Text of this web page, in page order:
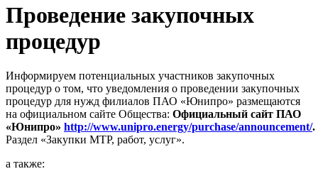
Проведение закупочных
процедур
Информируем потенциальных участников закупочных
процедур о том, что уведомления о проведении закупочных
процедур для нужд филиалов ПАО «Юнипро» размещаются
на официальном сайте Общества: Официальный сайт ПАО
«Юнипро» http://www.unipro.energy/purchase/announcement/.
Раздел «Закупки МТР, работ, услуг».
а также: